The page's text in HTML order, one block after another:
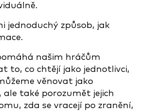
jednoduchý způsob, jak
našim hráčům
to, co chtějí jako jednotlivci,
věnovat jako
ale také porozumět jejich
zda se vracejí po zranění,